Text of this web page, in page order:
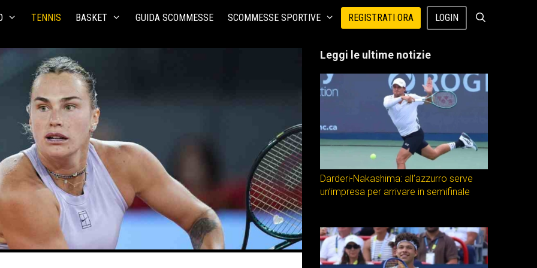
TENNIS BASKET GUIDA SCOMMESSE SCOMMESSE SPORTIVE REGISTRATI ORA LOGIN
Leggi le ultime notizie
Darderi-Nakashima: all’azzurro serve
un’impresa per arrivare in semifinale